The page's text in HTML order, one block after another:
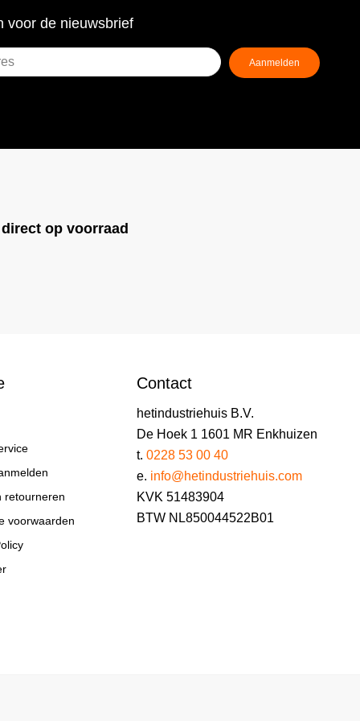
voor de nieuwsbrief
Aanmelden
op voorraad
retourneren
voorwaarden
Contact
hetindustriehuis B.V.
De Hoek 1 1601 MR Enkhuizen
t. 0228 53 00 40
e. info@hetindustriehuis.com
KVK 51483904
BTW NL850044522B01